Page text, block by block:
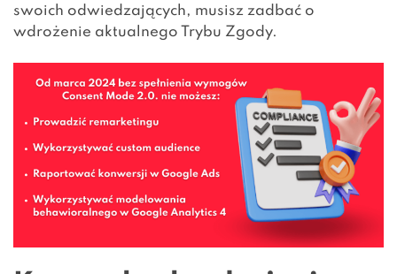
swoich odwiedzających, musisz zadbać o
wdrożenie aktualnego Trybu Zgody.